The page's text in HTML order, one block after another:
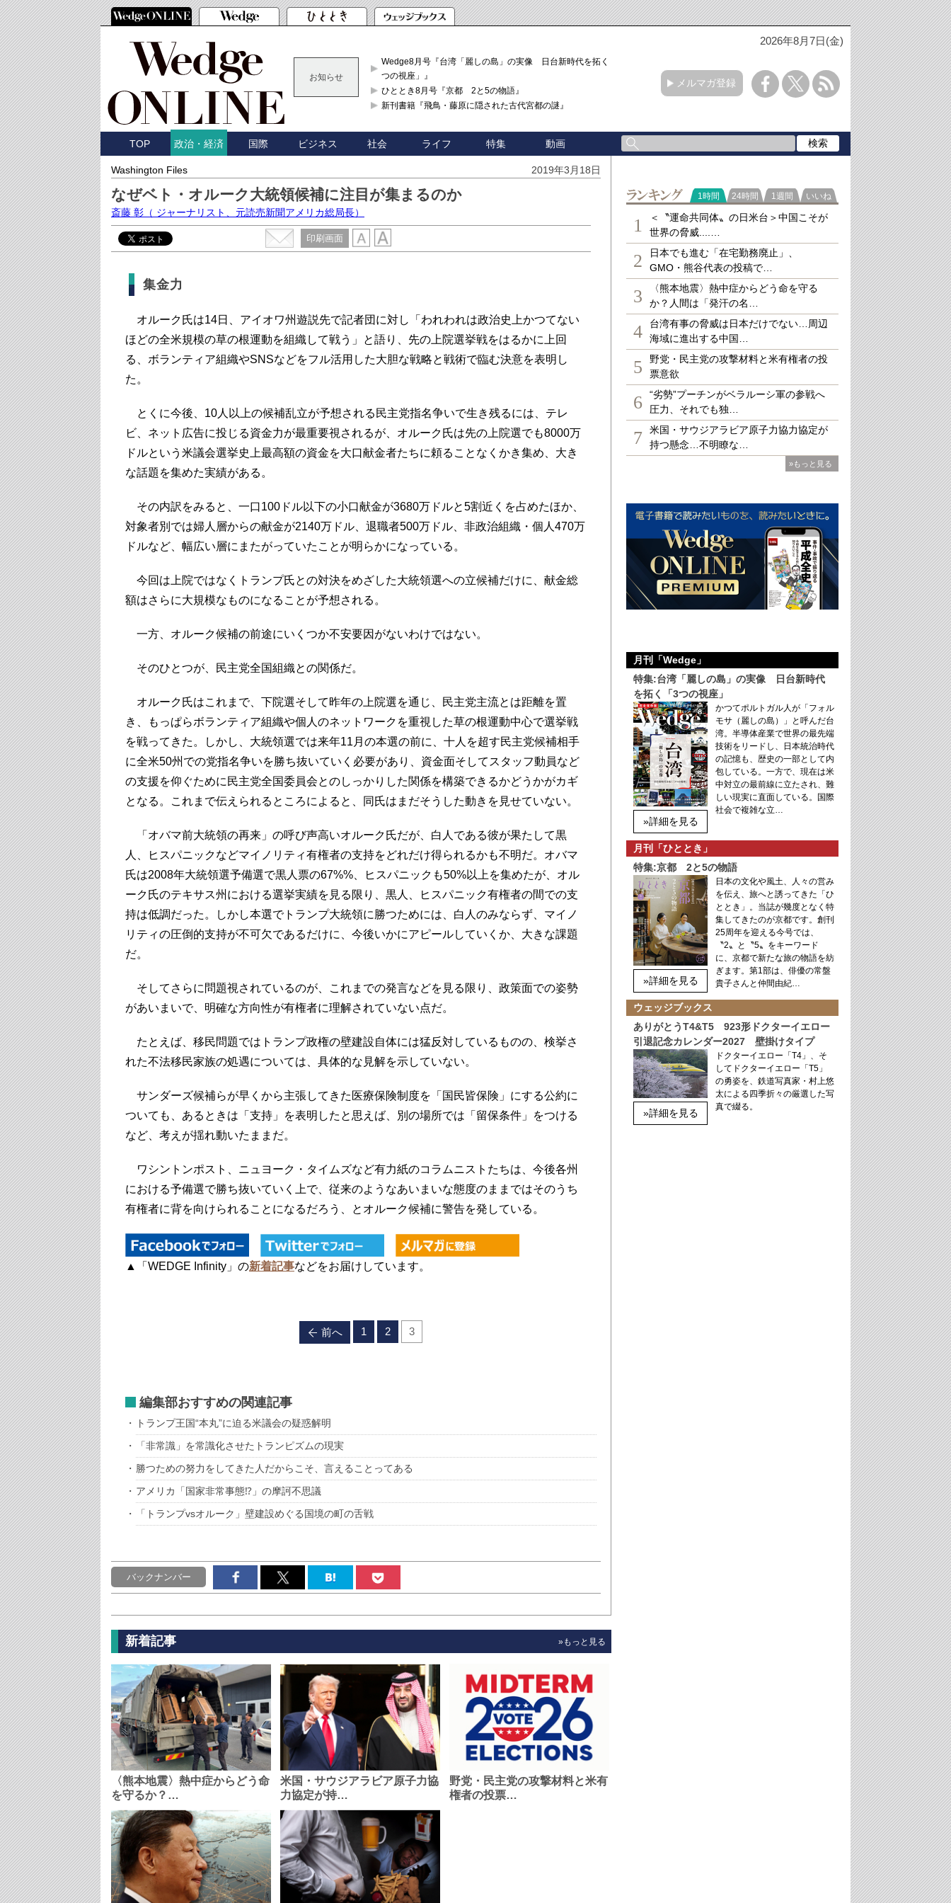
2026年8月7日(金)
お知らせ
Wedge8月号『台湾「麗しの島」の実像 日台新時代を拓く「3
つの視座」』
ひととき8月号『京都 2と5の物語』
新刊書籍『飛鳥・藤原に隠された古代宮都の謎』
メルマガ登録
TOP 政治・経済 国際 ビジネス 社会 ライフ 特集 動画
Washington Files 2019年3月18日
なぜベト・オルーク大統領候補に注目が集まるのか
斎藤 彰 （ ジャーナリスト、元読売新聞アメリカ総局長）
印刷画面
集金力
オルーク氏は14日、アイオワ州遊説先で記者団に対し「われわれは政治史上かつてない
ほどの全米規模の草の根運動を組織して戦う」と語り、先の上院選挙戦をはるかに上回
る、ボランティア組織やSNSなどをフル活用した大胆な戦略と戦術で臨む決意を表明し
た。
とくに今後、10人以上の候補乱立が予想される民主党指名争いで生き残るには、テレ
ビ、ネット広告に投じる資金力が最重要視されるが、オルーク氏は先の上院選でも8000万
ドルという米議会選挙史上最高額の資金を大口献金者たちに頼ることなくかき集め、大き
な話題を集めた実績がある。
その内訳をみると、一口100ドル以下の小口献金が3680万ドルと5割近くを占めたほか、
対象者別では婦人層からの献金が2140万ドル、退職者500万ドル、非政治組織・個人470万
ドルなど、幅広い層にまたがっていたことが明らかになっている。
今回は上院ではなくトランプ氏との対決をめざした大統領選への立候補だけに、献金総
額はさらに大規模なものになることが予想される。
一方、オルーク候補の前途にいくつか不安要因がないわけではない。
そのひとつが、民主党全国組織との関係だ。
オルーク氏はこれまで、下院選そして昨年の上院選を通じ、民主党主流とは距離を置
き、もっぱらボランティア組織や個人のネットワークを重視した草の根運動中心で選挙戦
を戦ってきた。しかし、大統領選では来年11月の本選の前に、十人を超す民主党候補相手
に全米50州での党指名争いを勝ち抜いていく必要があり、資金面そしてスタッフ動員など
の支援を仰ぐために民主党全国委員会とのしっかりした関係を構築できるかどうかがカギ
となる。これまで伝えられるところによると、同氏はまだそうした動きを見せていない。
「オバマ前大統領の再来」の呼び声高いオルーク氏だが、白人である彼が果たして黒
人、ヒスパニックなどマイノリティ有権者の支持をどれだけ得られるかも不明だ。オバマ
氏は2008年大統領選予備選で黒人票の67%%、ヒスパニックも50%以上を集めたが、オル
ーク氏のテキサス州における選挙実績を見る限り、黒人、ヒスパニック有権者の間での支
持は低調だった。しかし本選でトランプ大統領に勝つためには、白人のみならず、マイノ
リティの圧倒的支持が不可欠であるだけに、今後いかにアピールしていくか、大きな課題
だ。
そしてさらに問題視されているのが、これまでの発言などを見る限り、政策面での姿勢
があいまいで、明確な方向性が有権者に理解されていない点だ。
たとえば、移民問題ではトランプ政権の壁建設自体には猛反対しているものの、検挙さ
れた不法移民家族の処遇については、具体的な見解を示していない。
サンダーズ候補らが早くから主張してきた医療保険制度を「国民皆保険」にする公約に
ついても、あるときは「支持」を表明したと思えば、別の場所では「留保条件」をつける
など、考えが揺れ動いたままだ。
ワシントンポスト、ニュヨーク・タイムズなど有力紙のコラムニストたちは、今後各州
における予備選で勝ち抜いていく上で、従来のようなあいまいな態度のままではそのうち
有権者に背を向けられることになるだろう、とオルーク候補に警告を発している。
▲「WEDGE Infinity」の新着記事などをお届けしています。
前へ 1 2 3
編集部おすすめの関連記事
トランプ王国“本丸”に迫る米議会の疑惑解明
「非常識」を常識化させたトランピズムの現実
勝つための努力をしてきた人だからこそ、言えることってある
アメリカ「国家非常事態⁉」の摩訶不思議
「トランプvsオルーク」壁建設めぐる国境の町の舌戦
バックナンバー
新着記事 »もっと見る
〈熊本地震〉熱中症からどう命
を守るか？…
米国・サウジアラビア原子力協
力協定が持…
野党・民主党の攻撃材料と米有
権者の投票…
ランキング
1時間 24時間 1週間 いいね
1
＜〝運命共同体〟の日米台＞中国こそが
世界の脅威....…
2
日本でも進む「在宅勤務廃止」、
GMO・熊谷代表の投稿で…
3
〈熊本地震〉熱中症からどう命を守る
か？人間は「発汗の名…
4
台湾有事の脅威は日本だけでない…周辺
海域に進出する中国…
5
野党・民主党の攻撃材料と米有権者の投
票意欲
6
“劣勢”プーチンがベラルーシ軍の参戦へ
圧力、それでも独…
7
米国・サウジアラビア原子力協力協定が
持つ懸念…不明瞭な…
»もっと見る
月刊「Wedge」
特集:台湾「麗しの島」の実像 日台新時代
を拓く「3つの視座」
»詳細を見る
かつてポルトガル人が「フォル
モサ（麗しの島）」と呼んだ台
湾。半導体産業で世界の最先端
技術をリードし、日本統治時代
の記憶も、歴史の一部として内
包している。一方で、現在は米
中対立の最前線に立たされ、難
しい現実に直面している。国際
社会で複雑な立…
月刊「ひととき」
特集:京都 2と5の物語
»詳細を見る
日本の文化や風土、人々の営み
を伝え、旅へと誘ってきた「ひ
ととき」。当誌が幾度となく特
集してきたのが京都です。創刊
25周年を迎える今号では、
〝2〟と〝5〟をキーワード
に、京都で新たな旅の物語を紡
ぎます。第1部は、俳優の常盤
貴子さんと仲間由紀…
ウェッジブックス
ありがとうT4&T5 923形ドクターイエロー
引退記念カレンダー2027 壁掛けタイプ
»詳細を見る
ドクターイエロー「T4」、そ
してドクターイエロー「T5」
の勇姿を、鉄道写真家・村上悠
太による四季折々の厳選した写
真で綴る。